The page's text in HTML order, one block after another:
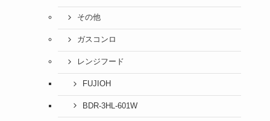
その他
ガスコンロ
レンジフード
FUJIOH
BDR-3HL-601W